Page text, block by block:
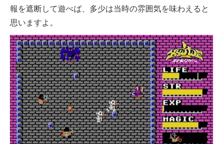
報を遮断して遊べば、多少は当時の雰囲気を味わえると
思いますよ。